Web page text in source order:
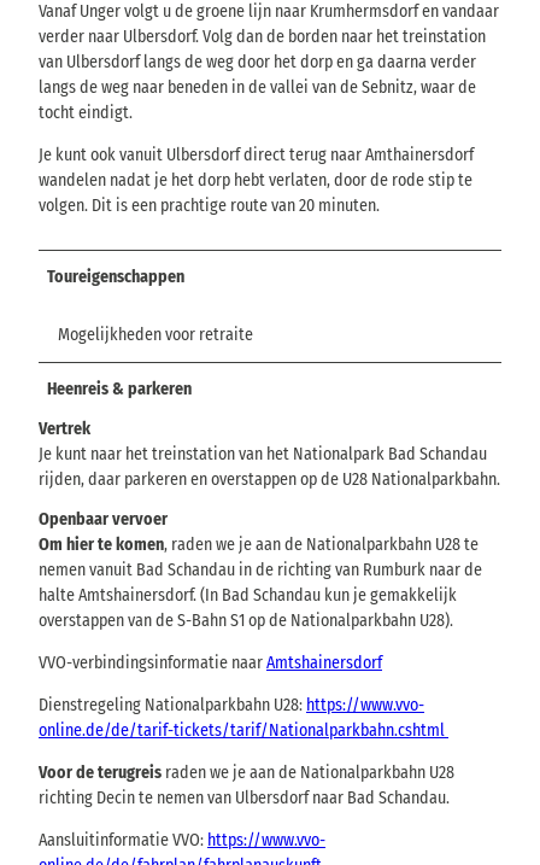
Vanaf Unger volgt u de groene lijn naar Krumhermsdorf en vandaar
verder naar Ulbersdorf. Volg dan de borden naar het treinstation
van Ulbersdorf langs de weg door het dorp en ga daarna verder
langs de weg naar beneden in de vallei van de Sebnitz, waar de
tocht eindigt.
Je kunt ook vanuit Ulbersdorf direct terug naar Amthainersdorf
wandelen nadat je het dorp hebt verlaten, door de rode stip te
volgen. Dit is een prachtige route van 20 minuten.
Toureigenschappen
Mogelijkheden voor retraite
Heenreis & parkeren
Vertrek
Je kunt naar het treinstation van het Nationalpark Bad Schandau
rijden, daar parkeren en overstappen op de U28 Nationalparkbahn.
Openbaar vervoer
Om hier te komen, raden we je aan de Nationalparkbahn U28 te
nemen vanuit Bad Schandau in de richting van Rumburk naar de
halte Amtshainersdorf. (In Bad Schandau kun je gemakkelijk
overstappen van de S-Bahn S1 op de Nationalparkbahn U28).
VVO-verbindingsinformatie naarAmtshainersdorf
Dienstregeling Nationalparkbahn U28: https://www.vvo-
online.de/de/tarif-tickets/tarif/Nationalparkbahn.cshtml
Voor de terugreis raden we je aan de Nationalparkbahn U28
richting Decin te nemen van Ulbersdorf naar Bad Schandau.
Aansluitinformatie VVO: https://www.vvo-